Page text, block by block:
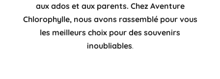
aux ados et aux parents. Chez Aventure
Chlorophylle, nous avons rassemblé pour vous
les meilleurs choix pour des souvenirs
inoubliables.